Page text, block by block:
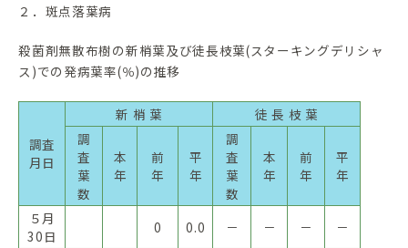
２．斑点落葉病
殺菌剤無散布樹の新梢葉及び徒長枝葉(スターキングデリシャ
ス)での発病葉率(％)の推移
調査
月日
新 梢 葉
徒 長 枝 葉
調
査
葉
数
本
年
前
年
平
年
調
査
葉
数
本
年
前
年
平
年
５月
30日
0 0.0 － － －
－